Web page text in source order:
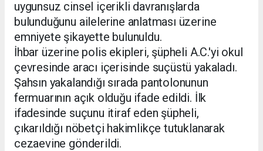
uygunsuz cinsel içerikli davranışlarda
bulunduğunu ailelerine anlatması üzerine
emniyete şikayette bulunuldu.
İhbar üzerine polis ekipleri, şüpheli A.C.'yi okul
çevresinde aracı içerisinde suçüstü yakaladı.
Şahsın yakalandığı sırada pantolonunun
fermuarının açık olduğu ifade edildi. İlk
ifadesinde suçunu itiraf eden şüpheli,
çıkarıldığı nöbetçi hakimlikçe tutuklanarak
cezaevine gönderildi.